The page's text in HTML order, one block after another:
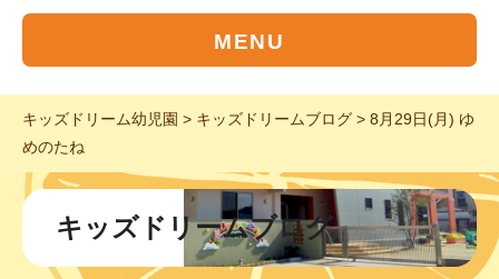
MENU
キッズドリーム幼児園 > キッズドリームブログ > 8月29日(月) ゆ
めのたね
キッズドリームブログ